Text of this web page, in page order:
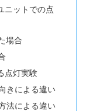
ニットでの点
場合
点灯実験
きによる違い
法による違い